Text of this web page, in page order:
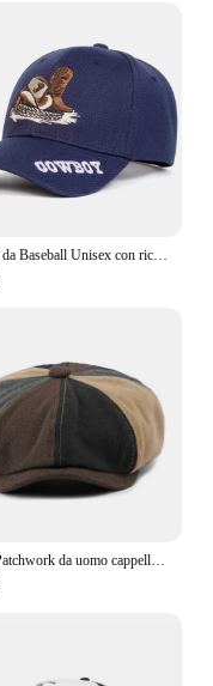
Berretti da Baseball Unisex con ricamo a lettera da COWBOY primavera autunno cappelli Casual regolabili all'aperto cappello con protezione solare
Clima Patchwork da uomo cappello da strillone inverno autunno caldo berretto Vintage lana moda Newsboys berretto per uomo uomo papà papà cappello